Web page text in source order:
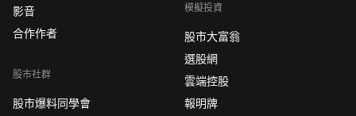
影音
合作作者
股市社群
股市爆料同學會
模擬投資
股市大富翁
選股網
雲端控股
報明牌